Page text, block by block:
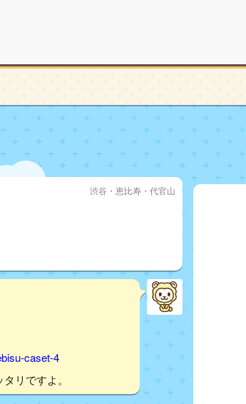
渋谷・恵比寿・代官山
caset-4
リですよ。